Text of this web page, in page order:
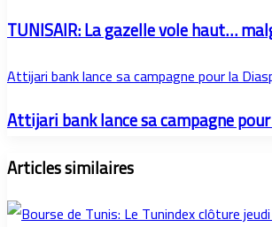
TUNISAIR: La gazelle vole haut…
Attijari bank lance sa campagne pour la
Attijari bank lance sa campagne
Articles similaires